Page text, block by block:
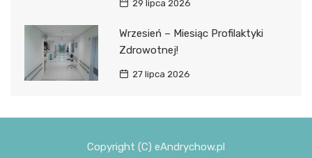
29 lipca 2026
Wrzesień – Miesiąc Profilaktyki
Zdrowotnej!
27 lipca 2026
Copyright (C) eAndrychow.pl